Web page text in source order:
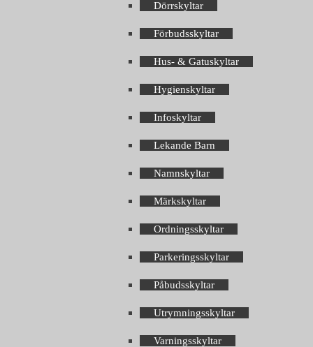
Dörrskyltar
Förbudsskyltar
Hus- & Gatuskyltar
Hygienskyltar
Infoskyltar
Lekande Barn
Namnskyltar
Märkskyltar
Ordningsskyltar
Parkeringsskyltar
Påbudsskyltar
Utrymningsskyltar
Varningsskyltar